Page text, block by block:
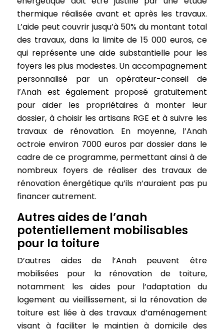
thermique réalisée avant et après les travaux.
L’aide peut couvrir jusqu’à 50% du montant total
des travaux, dans la limite de 15 000 euros, ce
qui représente une aide substantielle pour les
foyers les plus modestes. Un accompagnement
personnalisé par un opérateur-conseil de
l’Anah est également proposé gratuitement
pour aider les propriétaires à monter leur
dossier, à choisir les artisans RGE et à suivre les
travaux de rénovation. En moyenne, l’Anah
octroie environ 7000 euros par dossier dans le
cadre de ce programme, permettant ainsi à de
nombreux foyers de réaliser des travaux de
rénovation énergétique qu’ils n’auraient pas pu
financer autrement.
Autres aides de l’anah
potentiellement mobilisables
pour la toiture
D’autres aides de l’Anah peuvent être
mobilisées pour la rénovation de toiture,
notamment les aides pour l’adaptation du
logement au vieillissement, si la rénovation de
toiture est liée à des travaux d’aménagement
visant à faciliter le maintien à domicile des